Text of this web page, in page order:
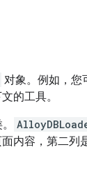
对象。例如，您
的工具。
内容，第二列